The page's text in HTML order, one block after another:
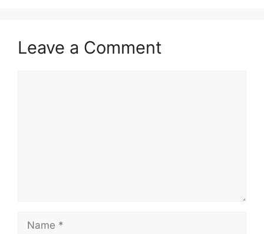
Leave a Comment